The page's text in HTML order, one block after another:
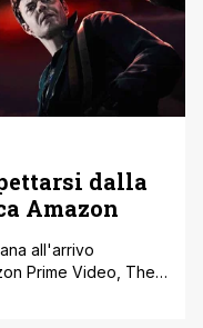
dalla
Amazon
all'arrivo
Prime Video, The